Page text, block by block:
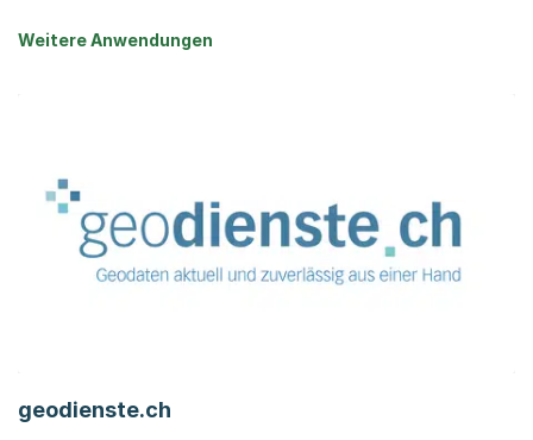
Weitere Anwendungen
geodienste.ch